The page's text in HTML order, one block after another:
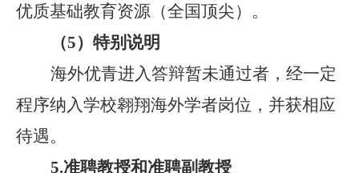
优质基础教育资源（全国顶尖） 。
（5） 特别说明
海外优青进入答辩暂未通过者，经一定
程序纳入学校翱翔海外学者岗位， 并获相应
待遇。
5.准聘教授和准聘副教授